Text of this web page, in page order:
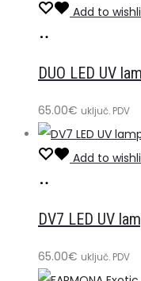
Add to
košaricu
DUO LED UV
65.00€ uključ. PDV
Add to
košaricu
DV7 LED UV
65.00€ uključ. PDV